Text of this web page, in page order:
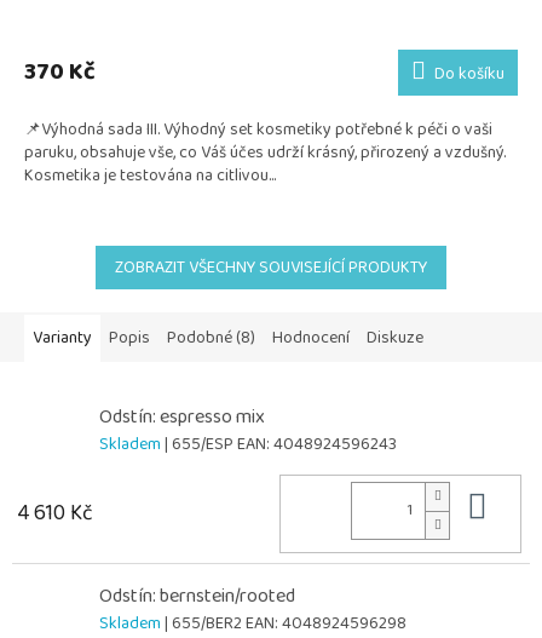
produktu
je
z
5
hvězdiček.
370 Kč Do košíku
📌Výhodná sada III. Výhodný set kosmetiky potřebné k péči o vaši
paruku, obsahuje vše, co Váš účes udrží krásný, přirozený a vzdušný.
Kosmetika je testována na citlivou...
ZOBRAZIT VŠECHNY SOUVISEJÍCÍ PRODUKTY
Varianty Popis Podobné (8) Hodnocení Diskuze
Odstín: espresso mix
Skladem| 655/ESPEAN:4048924596243
4 610 Kč
Odstín: bernstein/rooted
Skladem| 655/BER2EAN:4048924596298